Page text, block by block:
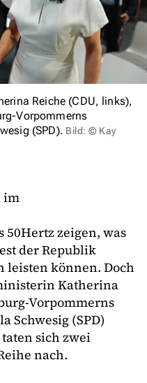
Reiche (CDU, links),
Vorpommerns
(SPD). Bild: © Kay
im
zeigen, was
der Republik
leisten können. Doch
Katherina
Vorpommerns
Schwesig (SPD)
sich zwei
nach.